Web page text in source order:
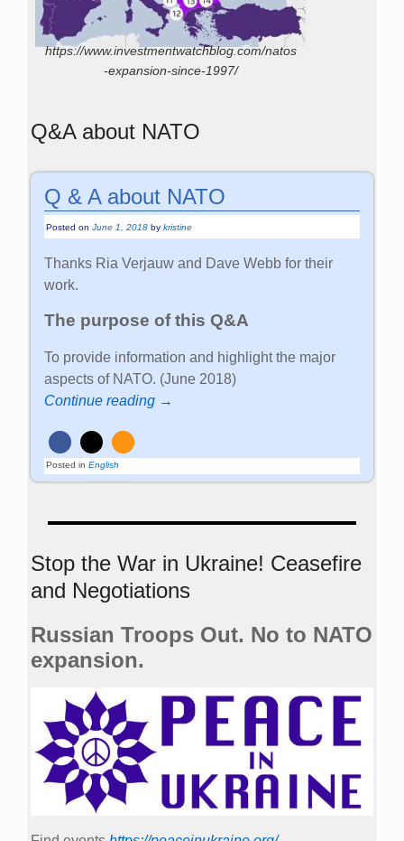
https://www.investmentwatchblog.com/natos
-expansion-since-1997/
Q&A about NATO
Q & A about NATO
Posted onJune 1, 2018 bykristine
Thanks Ria Verjauw and Dave Webb for their
work.
The purpose of this Q&A
To provide information and highlight the major
aspects of NATO. (June 2018)
Continue reading →
Posted in English
Stop the War in Ukraine! Ceasefire
and Negotiations
Russian Troops Out. No to NATO
expansion.